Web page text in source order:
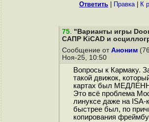
Ответить Правка| К
75. "Варианты игры
САПР KiCAD и
Сообщение от Аноним
Ноя-25, 10:50
Вопросы к Кармаку.
такой движок,
картах был
Это всё проблема
линуксе даже на ISA-
быстрее был, по
копирования